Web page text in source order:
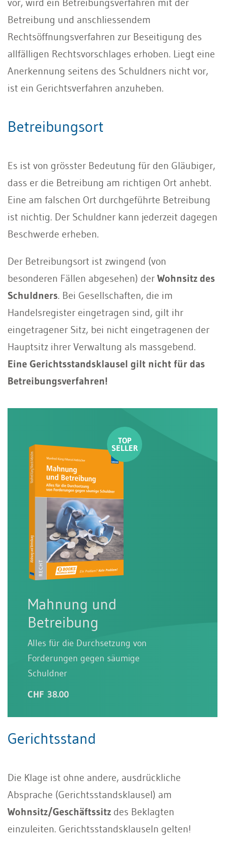
vor, wird ein Betreibungsverfahren mit der
Betreibung und anschliessendem
Rechtsöffnungsverfahren zur Beseitigung des
allfälligen Rechtsvorschlages erhoben. Liegt eine
Anerkennung seitens des Schuldners nicht vor,
ist ein Gerichtsverfahren anzuheben.
Betreibungsort
Es ist von grösster Bedeutung für den Gläubiger,
dass er die Betreibung am richtigen Ort anhebt.
Eine am falschen Ort durchgeführte Betreibung
ist nichtig. Der Schuldner kann jederzeit dagegen
Beschwerde erheben.
Der Betreibungsort ist zwingend (von
besonderen Fällen abgesehen) der Wohnsitz des
Schuldners. Bei Gesellschaften, die im
Handelsregister eingetragen sind, gilt ihr
eingetragener Sitz, bei nicht eingetragenen der
Hauptsitz ihrer Verwaltung als massgebend.
Eine Gerichtsstandsklausel gilt nicht für das
Betreibungsverfahren!
Mahnung und
Betreibung
Alles für die Durchsetzung von
Forderungen gegen säumige
Schuldner
CHF 38.00
Gerichtsstand
Die Klage ist ohne andere, ausdrückliche
Absprache (Gerichtsstandsklausel) am
Wohnsitz/Geschäftssitz des Beklagten
einzuleiten. Gerichtsstandsklauseln gelten!